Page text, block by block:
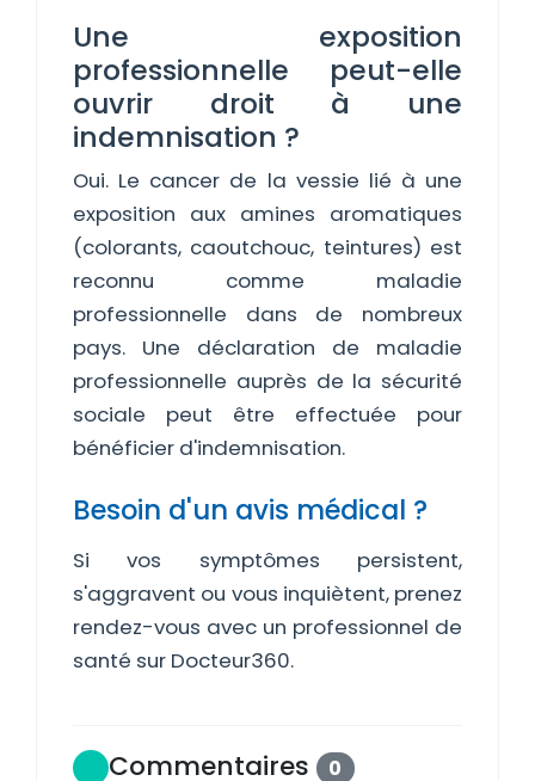
Une exposition
professionnelle peut-elle
ouvrir droit à une
indemnisation ?
Oui. Le cancer de la vessie lié à une
exposition aux amines aromatiques
(colorants, caoutchouc, teintures) est
reconnu comme maladie
professionnelle dans de nombreux
pays. Une déclaration de maladie
professionnelle auprès de la sécurité
sociale peut être effectuée pour
bénéficier d'indemnisation.
Besoin d'un avis médical ?
Si vos symptômes persistent,
s'aggravent ou vous inquiètent, prenez
rendez-vous avec un professionnel de
santé sur Docteur360.
Commentaires 0